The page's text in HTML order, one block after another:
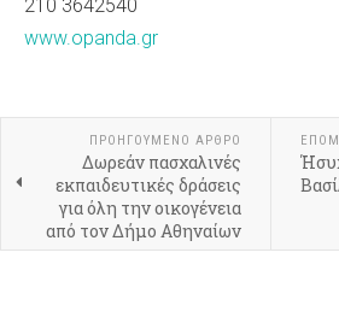
210 3642540
www.opanda.gr
ΠΡΟΗΓΟΎΜΕΝΟ ΆΡΘΡΟ
Δωρεάν πασχαλινές
εκπαιδευτικές δράσεις
για όλη την οικογένεια
από τον Δήμο Αθηναίων